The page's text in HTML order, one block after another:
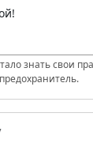
знать свои